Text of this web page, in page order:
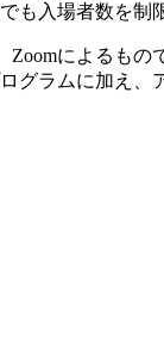
も入場者数を制
Zoomによるも
グラムに加え、